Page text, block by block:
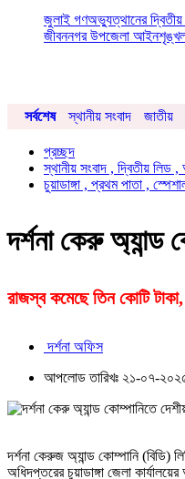
জুলাই গণঅভ্যুত্থানের দ্বিতীয়
জীবননগর উপজেলা
সর্বশেষ স্থানীয় সংবাদ জাতীয়
প্রচ্ছদ
স্থানীয় সংবাদ , দ্বিতীয়
চুয়াডাঙ্গা , প্রথম পাতা ,
দর্শনা কেরু অ্যান্ড
রাজস্ব কমেছে তিন কোটি
দর্শনা অফিস
আপলোড তারিখঃ ২১-০৭-
দর্শনা কেরুজ অ্যান্ড কোম্পানি (বিডি)
অধিদপ্তরের চুয়াডাঙ্গা জেলা